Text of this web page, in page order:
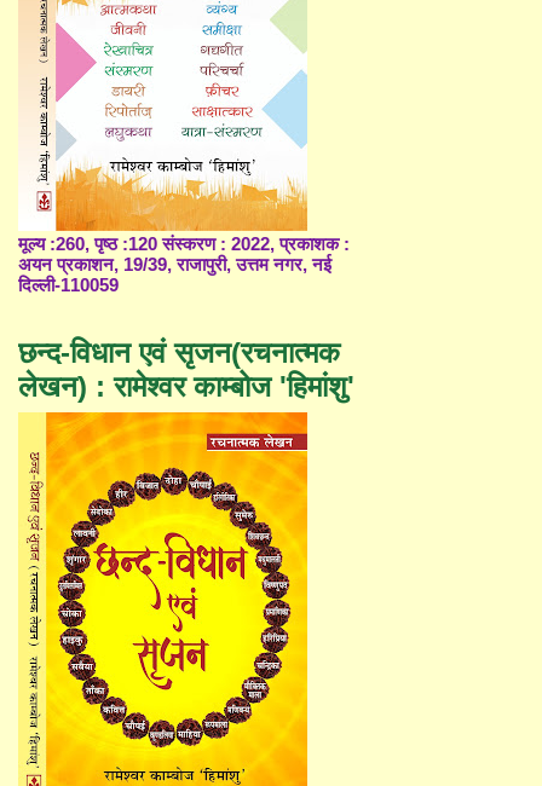
मूल्य :260, पृष्ठ :120 संस्करण : 2022, प्रकाशक :
अयन प्रकाशन, 19/39, राजापुरी, उत्तम नगर, नई
दिल्ली-110059
छन्द-विधान एवं सृजन(रचनात्मक
लेखन) : रामेश्वर काम्बोज 'हिमांशु'